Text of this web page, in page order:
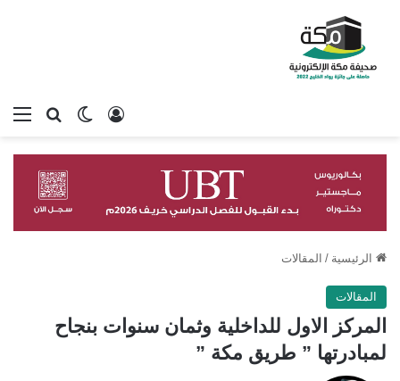
بحثالوضع
تسجيل الدخول
الرئيسية / المقالات
المقالات
المركز الاول للداخلية وثمان سنوات بنجاح
لمبادرتها ” طريق مكة ”